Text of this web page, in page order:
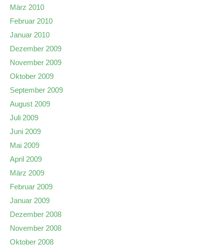
März 2010
Februar 2010
Januar 2010
Dezember 2009
November 2009
Oktober 2009
September 2009
August 2009
Juli 2009
Juni 2009
Mai 2009
April 2009
März 2009
Februar 2009
Januar 2009
Dezember 2008
November 2008
Oktober 2008